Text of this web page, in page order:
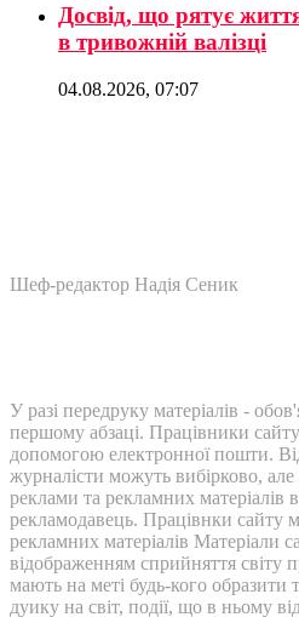
Досвід, що рятує
в тривожній валізці
04.08.2026, 07:07
Шеф-редактор Надія Сеник
У разі передруку матеріалів -
першому абзаці. Працівники
допомогою електронної пошти.
журналісти можуть вибірково, але
реклами та рекламних матеріалів
рекламодавець. Працівнки сайту
рекламних матеріалів Матеріали
відображенням сприйняття світу
мають на меті будь-кого
дуику на світ, події, що в ньому